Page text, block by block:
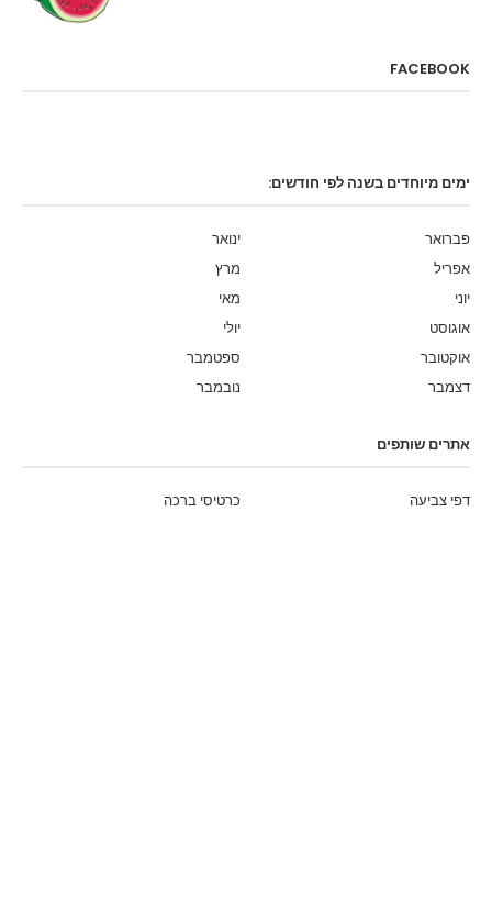
FACEBOOK
ימים מיוחדים בשנה לפי חודשים:
ינואר
פברואר
מרץ
אפריל
מאי
יוני
יולי
אוגוסט
ספטמבר
אוקטובר
נובמבר
דצמבר
אתרים שותפים
כרטיסי ברכה דפי צביעה